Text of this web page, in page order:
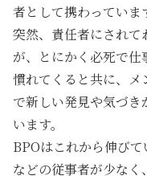
者として携わっていま
突然、責任者にされ
が、とにかく必死で仕
慣れてくると共に、メ
で新しい発見や気づき
います。
BPOはこれから伸び
などの従事者が少なく